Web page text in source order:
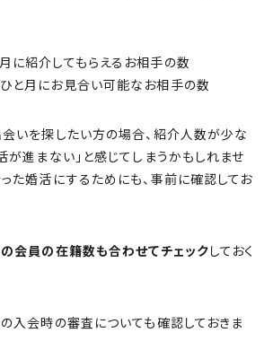
に紹介してもらえるお相手の数
と月にお見合い可能なお相手の数
いを探したい方の場合、紹介人数が少な
が進まない」と感じてしまうかもしれませ
た婚活にするためにも、事前に確認してお
会員の在籍数も合わせてチェックしておく
入会時の審査についても確認しておきま